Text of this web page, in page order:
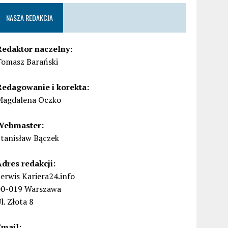
NASZA REDAKCJA
naczelny:
Barański
i korekta:
Oczko
Bączek
redakcji:
Kariera24.info
019 Warszawa
Złota 8